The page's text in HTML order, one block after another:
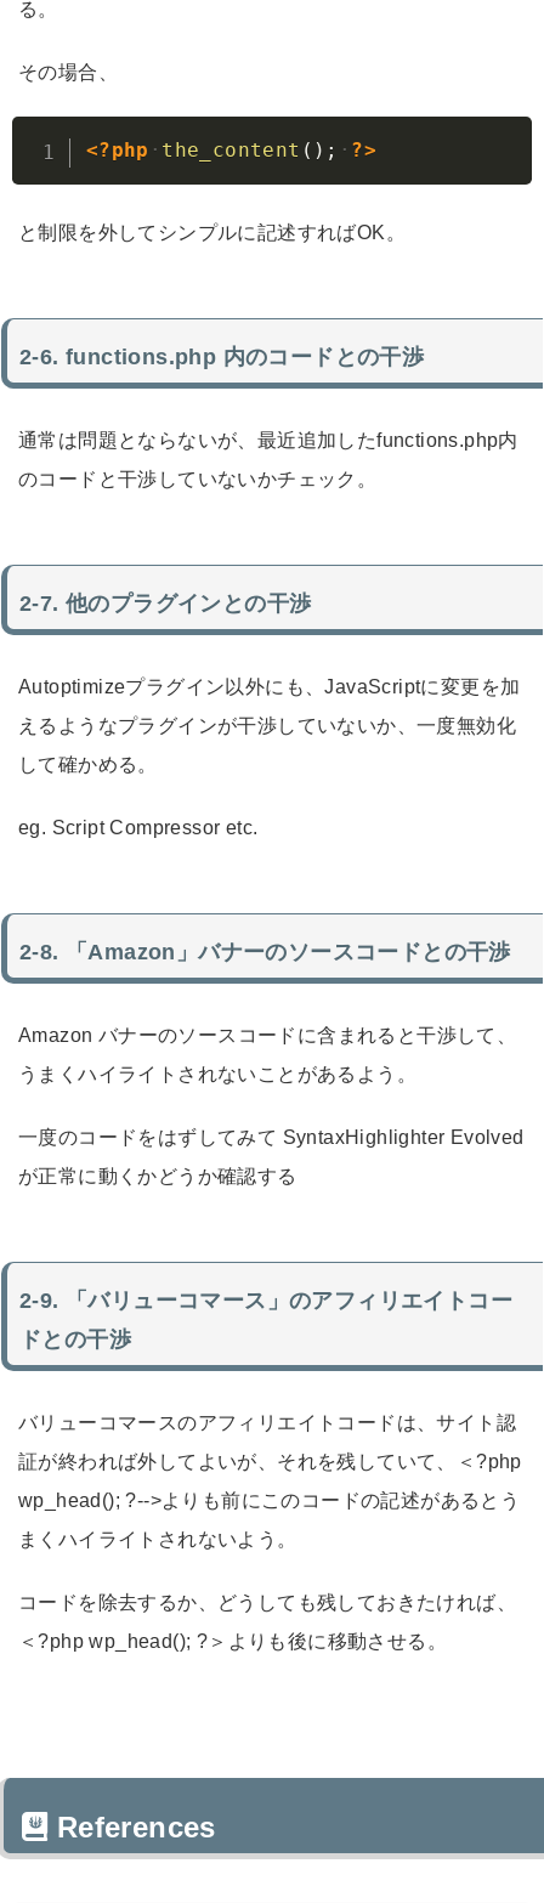
る。
その場合、
<?php the_content ( ) ; ?>
と制限を外してシンプルに記述すればOK。
functions.php 内のコードとの干渉
通常は問題とならないが、最近追加したfunctions.php内
のコードと干渉していないかチェック。
他のプラグインとの干渉
Autoptimizeプラグイン以外にも、JavaScriptに変更を加
えるようなプラグインが干渉していないか、一度無効化
して確かめる。
eg. Script Compressor etc.
「Amazon」バナーのソースコードとの干渉
Amazon バナーのソースコードに含まれる と干渉して、
うまくハイライトされないことがあるよう。
一度のコードをはずしてみて SyntaxHighlighter Evolved
が正常に動くかどうか確認する
「バリューコマース」のアフィリエイトコー
ドとの干渉
バリューコマースのアフィリエイトコードは、サイト認
証が終われば外してよいが、それを残していて、＜?php
wp_head(); ?-->よりも前にこのコードの記述があるとう
まくハイライトされないよう。
コードを除去するか、どうしても残しておきたければ、
＜?php wp_head(); ?＞よりも後に移動させる。
References